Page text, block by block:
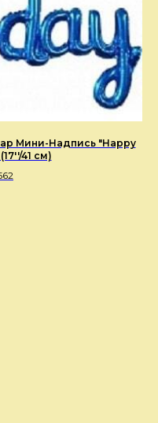
Мини-Надпись "Happy
41 см)